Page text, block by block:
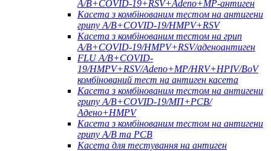
A/B+COVID-19+RSV+Adeno+MP-антиген
Касета з комбінованим тестом на антигени
грипу A/B+COVID-19/HMPV+RSV
Касета з комбінованим тестом на грип
A/B+COVID-19/HMPV+RSV/аденоантиген
FLU A/B+COVID-
19/HMPV+RSV/Adeno+MP/HRV+HPIV/BoV
комбінований тест на антиген касета
Касета з комбінованим тестом на антигени
грипу A/B+COVID-19/МП+РСВ/
Адено+HMPV
Касета з комбінованим тестом на антигени
грипу A/B та РСВ
Касета для тестування на антиген